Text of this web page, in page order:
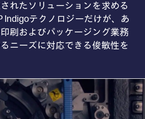
れたソリューションを求める
Indigoテクノロジーだけが、あ
刷およびパッケージング業務
ニーズに対応できる俊敏性を